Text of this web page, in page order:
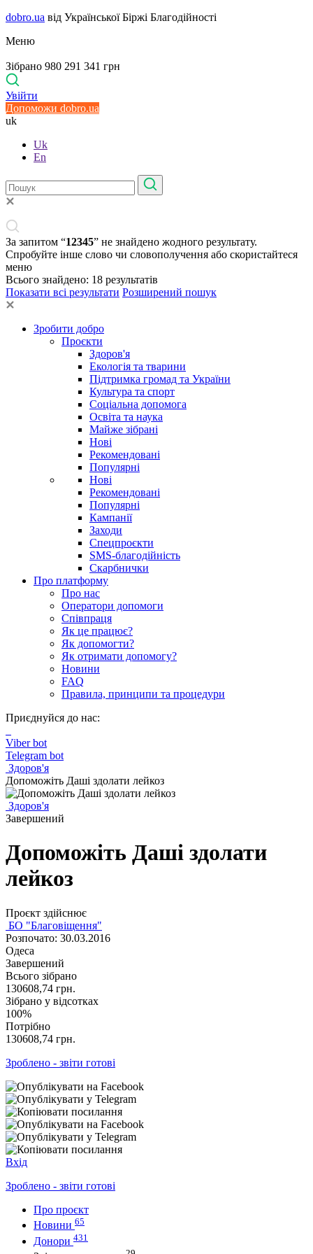
dobro.ua від Української Біржі Благодійності
Меню
Зібрано 980 291 341 грн
Увійти
Допоможи dobro.ua
uk
Uk
En
За запитом “12345” не знайдено жодного результату.
Спробуйте інше слово чи словополучення або скористайтеся
меню
Всього знайдено: 18 результатів
Показати всі результати Розширений пошук
Зробити добро
Проєкти
Здоров'я
Екологія та тварини
Підтримка громад та України
Культура та спорт
Соціальна допомога
Освіта та наука
Майже зібрані
Нові
Рекомендовані
Популярні
Нові
Рекомендовані
Популярні
Кампанії
Заходи
Спецпроєкти
SMS-благодійність
Скарбнички
Про платформу
Про нас
Оператори допомоги
Співпраця
Як це працює?
Як допомогти?
Як отримати допомогу?
Новини
FAQ
Правила, принципи та процедури
Приєднуйся до нас:
Viber bot
Telegram bot
Здоров'я
Допоможіть Даші здолати лейкоз
Здоров'я
Завершений
Допоможіть Даші здолати
лейкоз
Проєкт здійснює
БО "Благовіщення"
Розпочато: 30.03.2016
Одеса
Завершений
Всього зібрано
130608,74 грн.
Зібрано у відсотках
100%
Потрібно
130608,74 грн.
Зроблено - звіти готові
Вхід
Зроблено - звіти готові
Про проєкт
Новини 65
Донори 431